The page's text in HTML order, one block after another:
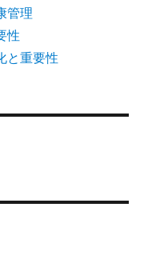
管理
性
と重要性